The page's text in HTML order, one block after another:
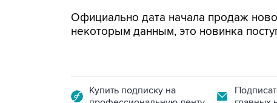
Официально дата начала продаж
некоторым данным, это новинка
Купить подписку на